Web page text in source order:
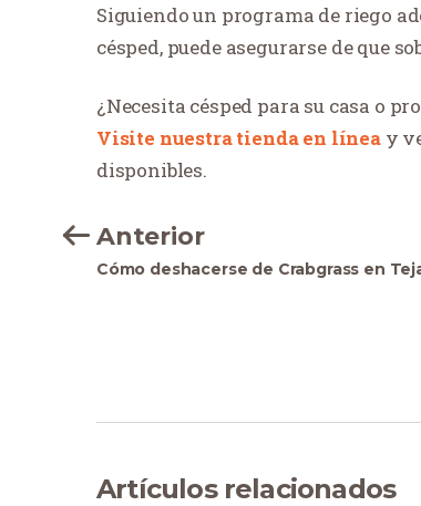
Siguiendo un programa de riego
césped, puede asegurarse de que
¿Necesita césped para su casa o
Visite nuestra tienda en líneay
disponibles.
Anterior
Cómo deshacerse de Crabgrass en
Artículos relacionados